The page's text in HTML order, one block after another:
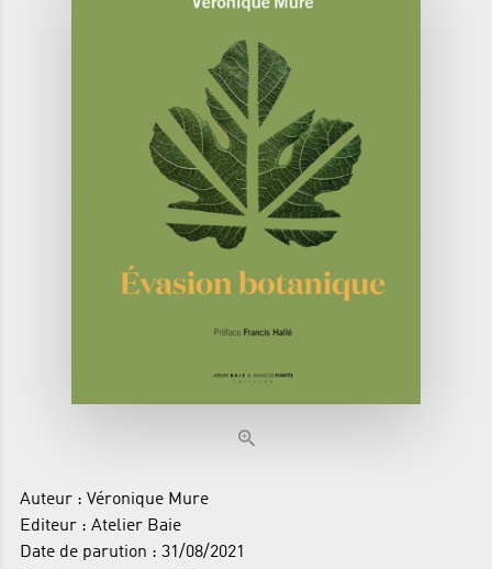
Auteur : Véronique Mure
Editeur : Atelier Baie
Date de parution : 31/08/2021